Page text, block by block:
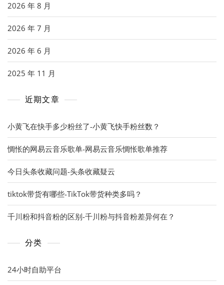
2026 年 8 月
2026 年 7 月
2026 年 6 月
2025 年 11 月
近期文章
小黄飞在快手多少粉丝了-小黄飞快手粉丝数？
惆怅的网易云音乐歌单-网易云音乐惆怅歌单推荐
今日头条收藏问题-头条收藏疑云
tiktok带货有哪些-TikTok带货种类多吗？
千川粉和抖音粉的区别-千川粉与抖音粉差异何在？
分类
24小时自助平台